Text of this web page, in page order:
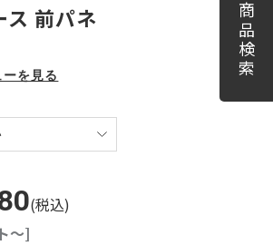
ス 前パネ
ーを見る
(税込)
～]
商品検索